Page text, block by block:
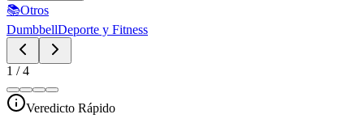
📚Otros
DumbbellDeporte y Fitness
1 /4
Veredicto Rápido